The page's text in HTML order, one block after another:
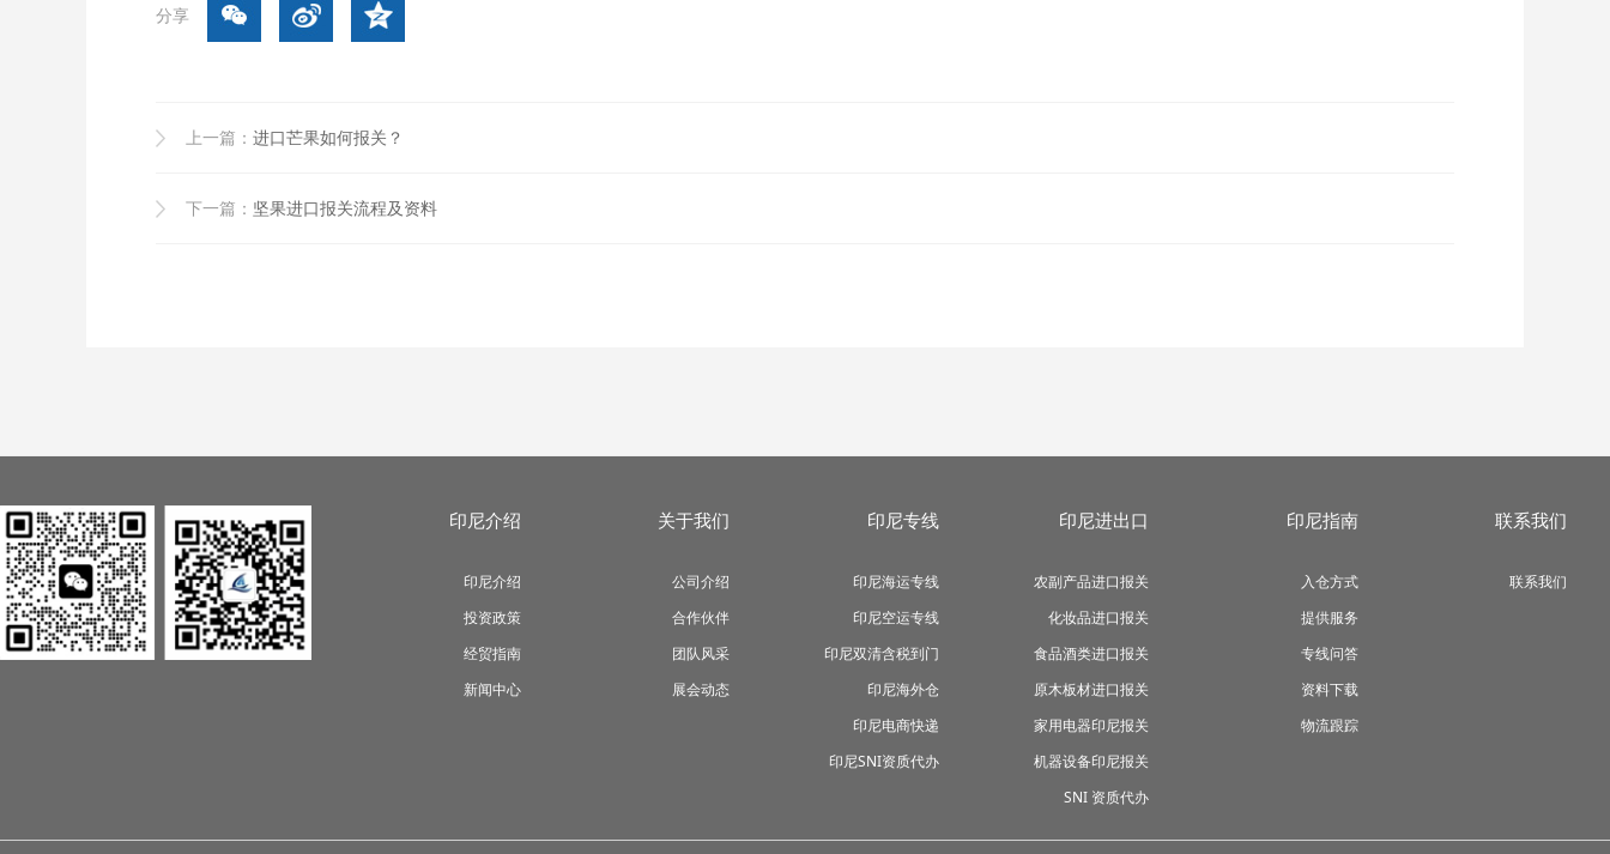
分享
上一篇： 进口芒果如何报关？
下一篇： 坚果进口报关流程及资料
印尼介绍
印尼介绍
投资政策
经贸指南
新闻中心
关于我们
公司介绍
合作伙伴
团队风采
展会动态
印尼专线
印尼海运专线
印尼空运专线
印尼双清含税到门
印尼海外仓
印尼电商快递
印尼SNI资质代办
印尼进出口
农副产品进口报关
化妆品进口报关
食品酒类进口报关
原木板材进口报关
家用电器印尼报关
机器设备印尼报关
SNI 资质代办
印尼指南
入仓方式
提供服务
专线问答
资料下载
物流跟踪
联系我们
联系我们